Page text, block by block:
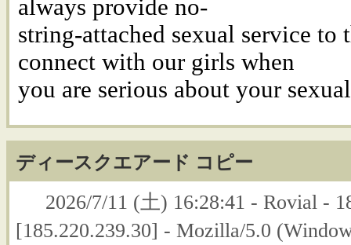
always provide no-
string-attached sexual service to
connect with our girls when
you are serious about your
ディースクエアード コピー
2026/7/11 (土) 16:28:41 - Rovial -
[185.220.239.30] - Mozilla/5.0